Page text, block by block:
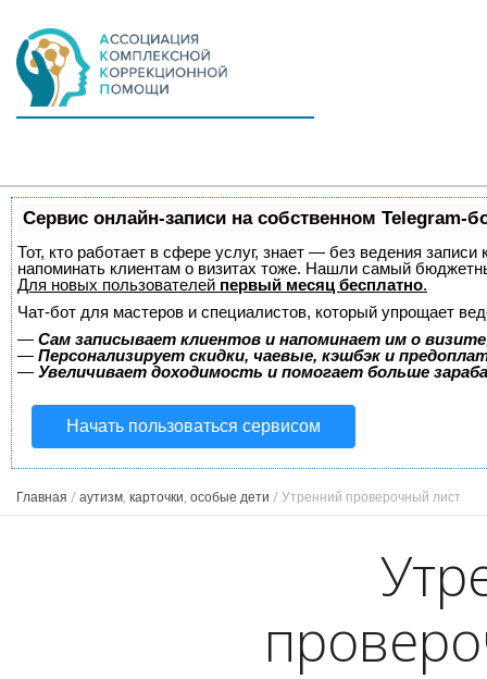
Сервис онлайн-записи на собственном Telegram-
Тот, кто работает в сфере услуг, знает — без ведения
напоминать клиентам о визитах тоже. Нашли самый
Для новых пользователей первый месяц бесплатно.
Чат-бот для мастеров и специалистов, который упрощает
— Сам записывает клиентов и напоминает им о
— Персонализирует скидки, чаевые, кэшбэк и
— Увеличивает доходимость и помогает больше
Начать пользоваться сервисом
Главная / аутизм, карточки, особые дети / Утренний проверочный лист